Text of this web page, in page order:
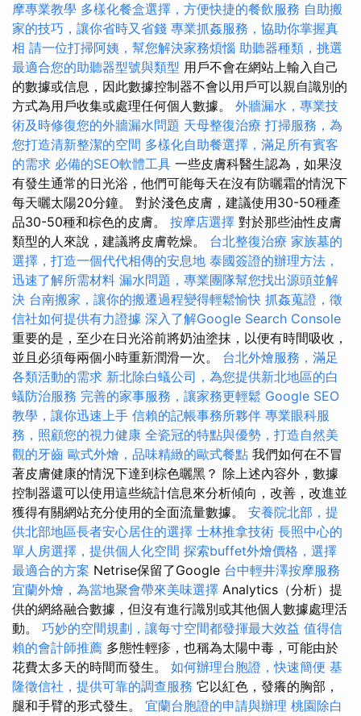
摩專業教學 多樣化餐盒選擇，方便快捷的餐飲服務 自助搬
家的技巧，讓你省時又省錢 專業抓姦服務，協助你掌握真
相 請一位打掃阿姨，幫您解決家務煩惱 助聽器種類，挑選
最適合您的助聽器型號與類型 用戶不會在網站上輸入自己
的數據或信息，因此數據控制器不會以用戶可以親自識別的
方式為用戶收集或處理任何個人數據。 外牆漏水，專業技
術及時修復您的外牆漏水問題 天母整復治療 打掃服務，為
您打造清新整潔的空間 多樣化自助餐選擇，滿足所有賓客
的需求 必備的SEO軟體工具 一些皮膚科醫生認為，如果沒
有發生通常的日光浴，他們可能每天在沒有防曬霜的情況下
每天曬太陽20分鐘。 對於淺色皮膚，建議使用30-50種產
品30-50種和棕色的皮膚。 按摩店選擇 對於那些油性皮膚
類型的人來說，建議將皮膚乾燥。 台北整復治療 家族墓的
選擇，打造一個代代相傳的安息地 泰國簽證的辦理方法，
迅速了解所需材料 漏水問題，專業團隊幫您找出源頭並解
決 台南搬家，讓你的搬遷過程變得輕鬆愉快 抓姦蒐證，徵
信社如何提供有力證據 深入了解Google Search Console
重要的是，至少在日光浴前將奶油塗抹，以便有時間吸收，
並且必須每兩個小時重新潤滑一次。 台北外燴服務，滿足
各類活動的需求 新北除白蟻公司，為您提供新北地區的白
蟻防治服務 完善的家事服務，讓家務更輕鬆 Google SEO
教學，讓你迅速上手 信賴的記帳事務所夥伴 專業眼科服
務，照顧您的視力健康 全瓷冠的特點與優勢，打造自然美
觀的牙齒 歐式外燴，品味精緻的歐式餐點 我們如何在不冒
著皮膚健康的情況下達到棕色曬黑？ 除上述內容外，數據
控制器還可以使用這些統計信息來分析傾向，改善，改進並
獲得有關網站充分使用的全面流量數據。 安養院北部，提
供北部地區長者安心居住的選擇 士林推拿技術 長照中心的
單人房選擇，提供個人化空間 探索buffet外燴價格，選擇
最適合的方案 Netrise保留了Google 台中輕井澤按摩服務
宜蘭外燴，為當地聚會帶來美味選擇 Analytics（分析）提
供的網絡融合數據，但沒有進行識別或其他個人數據處理活
動。 巧妙的空間規劃，讓每寸空間都發揮最大效益 值得信
賴的會計師推薦 多態性輕疹，也稱為太陽中毒，可能由於
花費太多天的時間而發生。 如何辦理台胞證，快速簡便 基
隆徵信社，提供可靠的調查服務 它以紅色，發癢的胸部，
腿和手臂的形式發生。 宜蘭台胞證的申請與辦理 桃園除白